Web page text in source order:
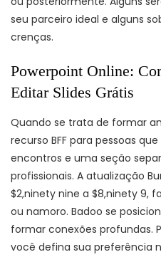
seu parceiro ideal e alguns
crenças.
Powerpoint Online:
Editar Slides Grátis
Quando se trata de formar
recurso BFF para pessoas
encontros e uma seção
profissionais. A atualização
$2,ninety nine a $8,ninety 9,
ou namoro. Badoo se
formar conexões profundas.
você defina sua preferência